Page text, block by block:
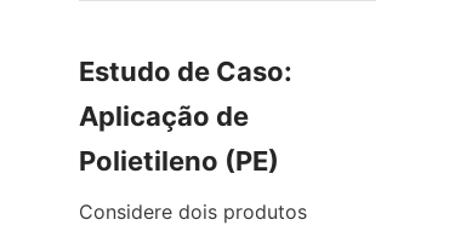
Estudo de Caso:
Aplicação de
Polietileno (PE)
Considere dois produtos